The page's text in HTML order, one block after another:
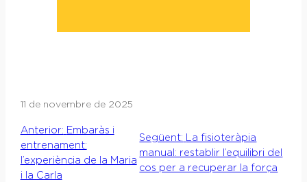
11 de novembre de 2025
Anterior: Embaràs i
entrenament:
l’experiència de la Maria
i la Carla
Següent: La fisioteràpia
manual: restablir l’equilibri del
cos per a recuperar la força